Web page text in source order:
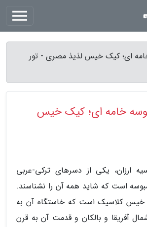
ای؛ کیک خیس لذیذ مصری - تور
خامه ای؛ کیک خیس
ارزان، یکی از دسرهای ترکی-عربی
است که شاید همه آن را نشناسند.
کلاسیک است که خاستگاه آن به
آفریقا و بالکان و قدمت آن به قرن